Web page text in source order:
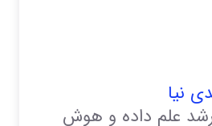
نیا
علم داده و هوش